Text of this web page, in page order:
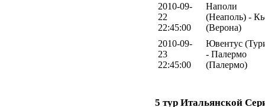
2010-09-
22
22:45:00
Наполи
(Неаполь) -
(Верона)
2010-09-
23
22:45:00
Ювентус
- Палермо
(Палермо)
5 тур Итальянской